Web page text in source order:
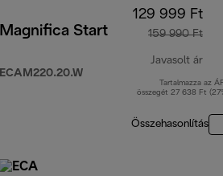
Magnifica Start
ECAM220.20.W
129 999 Ft
159 990 Ft
Javasolt ár
Tartalmazza az
összegét 27 638 Ft
Összehasonlítás